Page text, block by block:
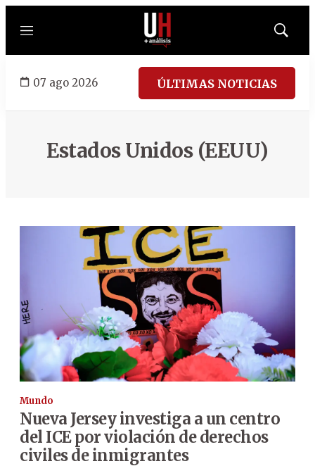
Menú
Mostrar
07 ago 2026 ÚLTIMAS NOTICIAS
Estados Unidos (EEUU)
Mundo
Nueva Jersey investiga a un centro
del ICE por violación de derechos
civiles de inmigrantes